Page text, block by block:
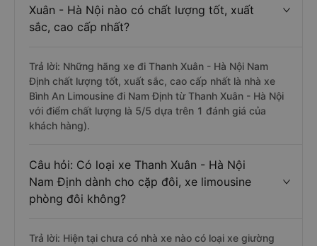
Xuân - Hà Nội nào có chất lượng tốt, xuất
sắc, cao cấp nhất?
Trả lời: Những hãng xe đi Thanh Xuân - Hà Nội Nam
Định chất lượng tốt, xuất sắc, cao cấp nhất là nhà xe
Bình An Limousine đi Nam Định từ Thanh Xuân - Hà Nội
với điểm chất lượng là 5/5 dựa trên 1 đánh giá của
khách hàng).
Câu hỏi: Có loại xe Thanh Xuân - Hà Nội
Nam Định dành cho cặp đôi, xe limousine
phòng đôi không?
Trả lời: Hiện tại chưa có nhà xe nào có loại xe giường